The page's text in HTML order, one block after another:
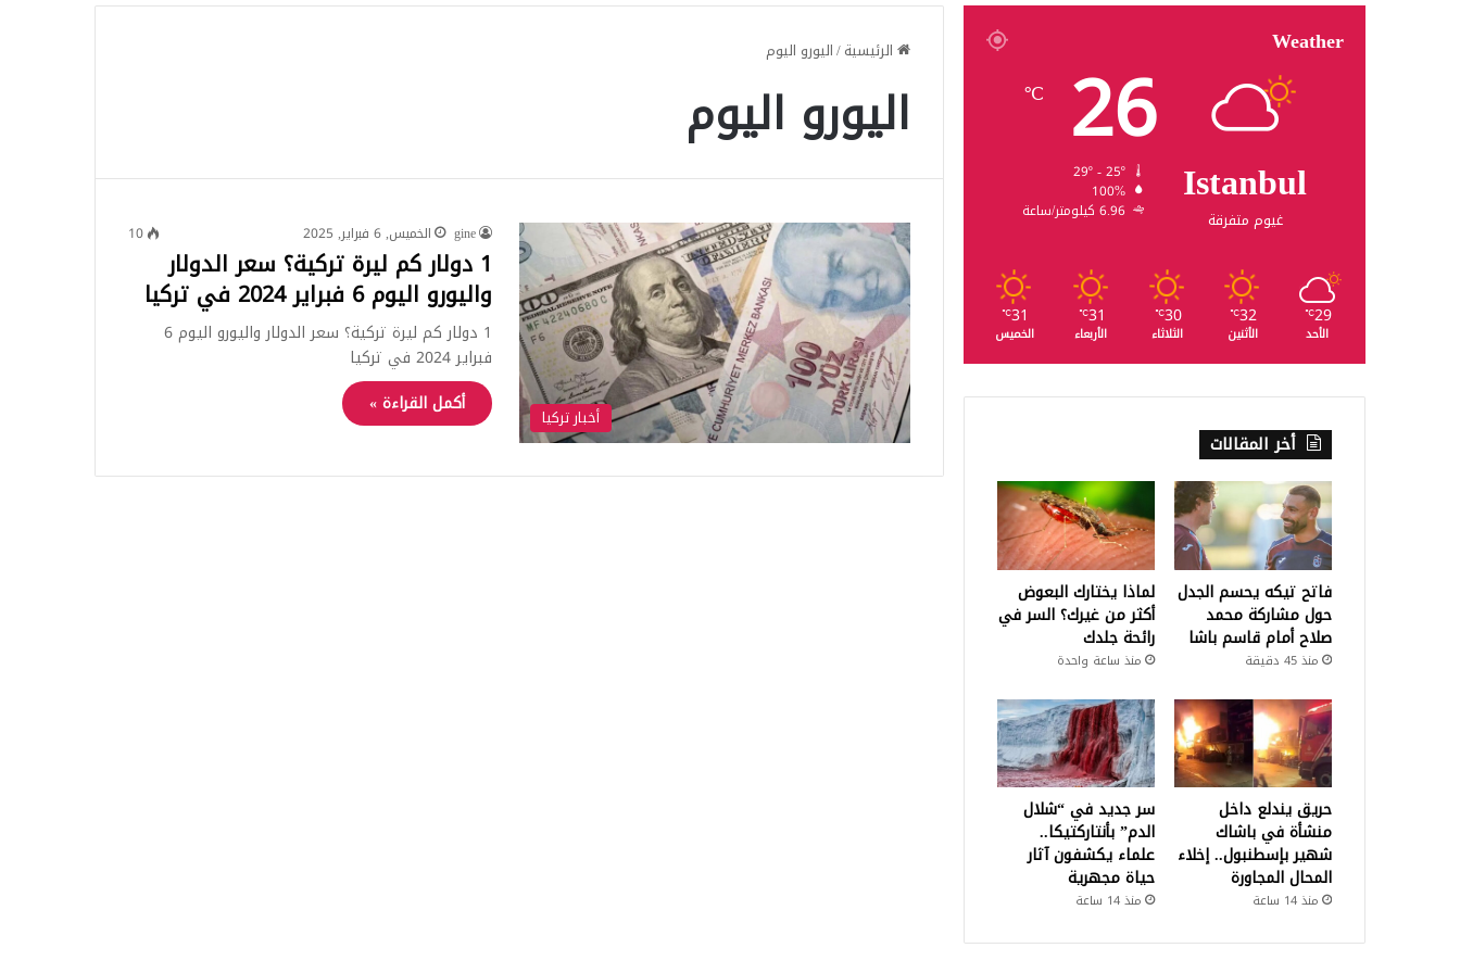
الرئيسية/اليورو اليوم
اليورو اليوم
أخبار تركيا
gine الخميس, 6 فبراير, 2025 10
1 دولار كم ليرة تركية؟ سعر الدولار
واليورو اليوم 6 فبراير 2024 في تركيا
1 دولار كم ليرة تركية؟ سعر الدولار واليورو اليوم 6
فبراير 2024 في تركيا
أكمل القراءة »
Weather
Istanbul
غيوم متفرقة
26
℃
100%
6.96 كيلومتر/ساعة
29
℃
الأحد
32
℃
الأثنين
30
℃
الثلاثاء
31
℃
الأربعاء
31
℃
الخميس
أخر المقالات
فاتح تيكه يحسم الجدل
حول مشاركة محمد
صلاح أمام قاسم باشا
منذ 45 دقيقة
لماذا يختارك البعوض
أكثر من غيرك؟ السر في
رائحة جلدك
منذ ساعة واحدة
حريق يندلع داخل
منشأة في باشاك
شهير بإسطنبول.. إخلاء
المحال المجاورة
منذ 14 ساعة
سر جديد في “شلال
الدم” بأنتاركتيكا..
علماء يكشفون آثار
حياة مجهرية
منذ 14 ساعة